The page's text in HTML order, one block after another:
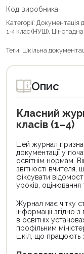
Код виробника
Категорії: Документація
1-4 клас (НУШ),
Теги: Шкільна
Опис
Класний
класів (1–4)
Цей журнал
документації у
освітнім нормам.
звітності
фіксувати
уроків, оцінювання
Журнал має чітку
інформації
в освітніх
профільним
шкіл, що працюють